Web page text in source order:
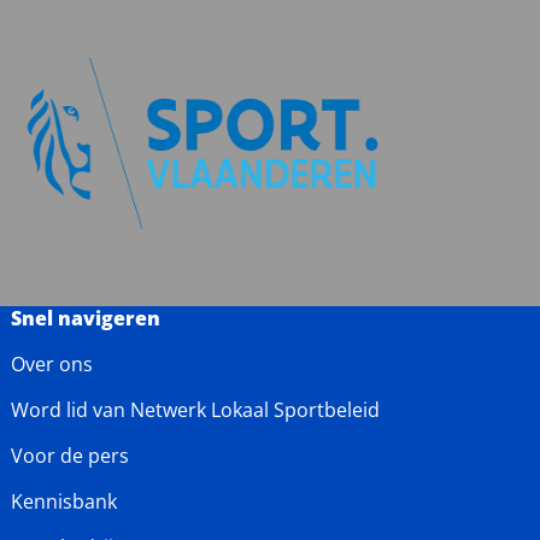
Snel navigeren
Over ons
Word lid van Netwerk Lokaal Sportbeleid
Voor de pers
Kennisbank